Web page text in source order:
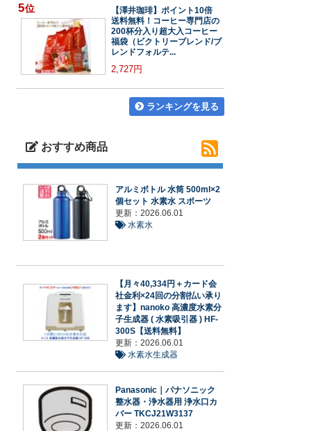
5位
【澤井珈琲】ポイント10倍
送料無料！コーヒー専門店の
200杯分入り超大入コーヒー
福袋（ビクトリーブレンド/ブ
レンドフォルテ...
2,727円
ランキングを見る
おすすめ商品
アルミボトル 水筒 500ml×2
個セット 水素水 スポーツ
更新：2026.06.01
水素水
【月々40,334円＋カード会
社金利×24回の分割払い承り
ます】nanoko 高濃度水素分
子生成器 ( 水素吸引器 ) HF-
300S【送料無料】
更新：2026.06.01
水素水生成器
Panasonic｜パナソニック
整水器・浄水器用 浄水口カ
バー TKCJ21W3137
更新：2026.06.01